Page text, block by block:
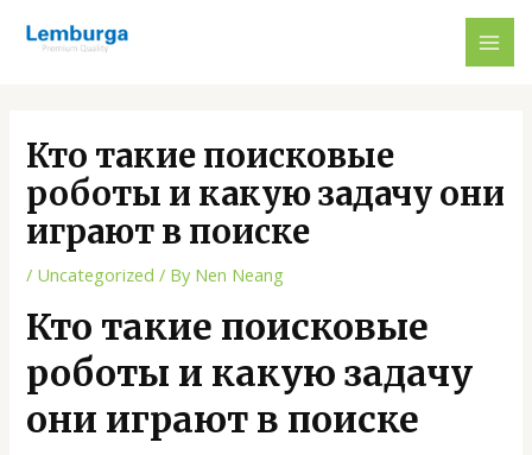
Кто такие поисковые
роботы и какую задачу они
играют в поиске
/ Uncategorized / By Nen Neang
Кто такие поисковые
роботы и какую задачу
они играют в поиске
navigation